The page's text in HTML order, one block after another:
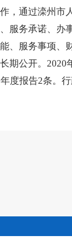
，通过滦州市
服务承诺、办
、服务事项、
期公开。 2020
度报告2条。